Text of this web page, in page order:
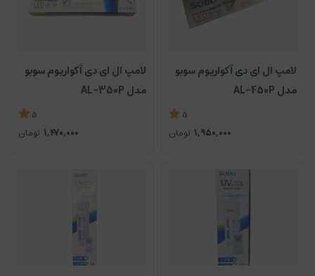
لامپ ال ای دی آکواریوم سوبو
مدل AL-450P
5
1,950,000 تومان
لامپ ال ای دی آکواریوم سوبو
مدل AL-350P
5
1,470,000 تومان